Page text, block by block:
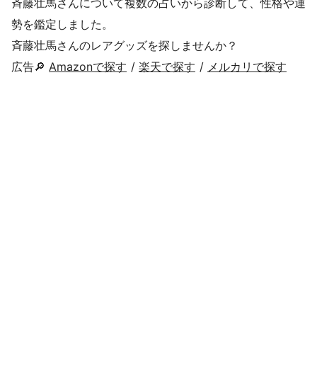
斉藤壮馬さんについて複数の占いから診断して、性格や運
勢を鑑定しました。
斉藤壮馬さんのレアグッズを探しませんか？
広告🔎 Amazonで探す / 楽天で探す / メルカリで探す